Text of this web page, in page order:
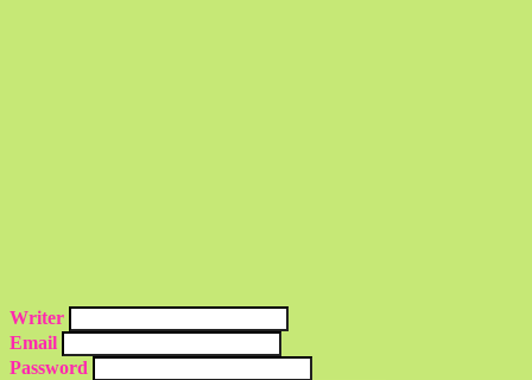
Writer
Email
Password